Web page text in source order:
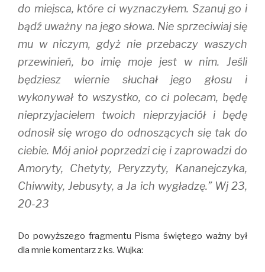
o
)
d
w
w
do miejsca, które ci wyznaczyłem. Szanuj go i
bądź uważny na jego słowa. Nie sprzeciwiaj się
mu w niczym, gdyż nie przebaczy waszych
przewinień, bo imię moje jest w nim. Jeśli
będziesz wiernie słuchał jego głosu i
wykonywał to wszystko, co ci polecam, będę
nieprzyjacielem twoich nieprzyjaciół i będę
odnosił się wrogo do odnoszących się tak do
ciebie. Mój anioł poprzedzi cię i zaprowadzi do
Amoryty, Chetyty, Peryzzyty, Kananejczyka,
Chiwwity, Jebusyty, a Ja ich wygładzę.” Wj 23,
20-23
Do powyższego fragmentu Pisma świętego ważny był
dla mnie komentarz z ks. Wujka: